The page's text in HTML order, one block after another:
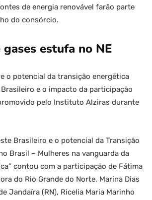
de energia renovável farão parte
do consórcio.
gases estufa no NE
o potencial da transição energética
e o impacto da participação
pelo Instituto Alziras durante
Brasileiro e o potencial da Transição
Brasil – Mulheres na vanguarda da
contou com a participação de Fátima
do Rio Grande do Norte, Marina Dias
Jandaíra (RN), Ricelia Maria Marinho